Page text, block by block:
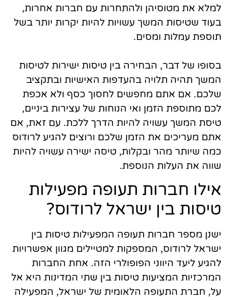
למלא את מטוסיהן ולהתחרות עם חברות אחרות,
בעוד שטיסות המשך עשויות להיות יקרות יותר בשל
תוספת עמלות ומסים.
בסופו של דבר, הבחירה בין טיסות ישירות לטיסות
המשך תהיה תלויה בהעדפות האישיות ובתקציב
שלכם. אם אתם מחפשים לחסוך כסף ולא אכפת
לכם מתוספת הזמן ואי הנוחות של עצירות ביניים,
טיסת המשך עשויה להיות הדרך ללכת. עם זאת, אם
אתם מעריכים את הזמן שלכם ורוצים להגיע לרודוס
כמה שיותר מהר ובקלות, טיסה ישירה עשויה להיות
שווה את העלות הנוספת.
אילו חברות תעופה מפעילות
טיסות בין ישראל לרודוס?
ישנן מספר חברות תעופה המפעילות טיסות בין
ישראל לרודוס, המספקות למטיילים מגוון אפשרויות
להגיע ליעד היווני הפופולרי הזה. אחת החברות
המרכזיות המציעות טיסות בין שתי המדינות היא אל
על, חברת התעופה הלאומית של ישראל, המפעילה